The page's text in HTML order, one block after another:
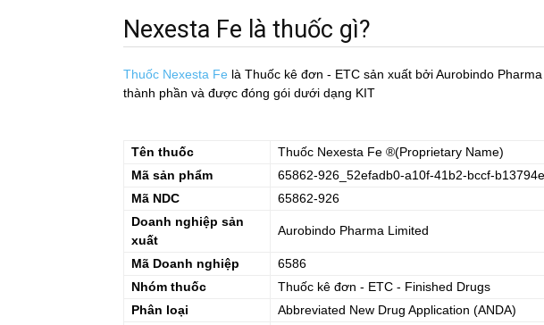
Nexesta Fe là thuốc gì?
Thuốc Nexesta Fe là Thuốc kê đơn - ETC sản xuất bởi Aurobindo
thành phần và được đóng gói dưới dạng KIT
Tên thuốc Thuốc Nexesta Fe ®(Proprietary Name)
Mã sản phẩm
65862-926_52efadb0-a10f-41b2-bccf-
Mã NDC
65862-926
Doanh nghiệp sản
xuất
Aurobindo Pharma Limited
Mã Doanh nghiệp
6586
Nhóm thuốc
Thuốc kê đơn - ETC - Finished Drugs
Phân loại
Abbreviated New Drug Application (ANDA)